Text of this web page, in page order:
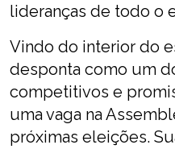
lideranças de todo o
Vindo do interior do
desponta como um
competitivos e
uma vaga na
próximas eleições.